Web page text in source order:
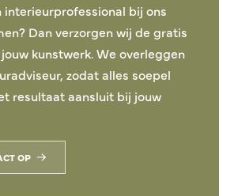
interieurprofessional bij ons
Dan verzorgen wij de gratis
kunstwerk. We overleggen
zodat alles soepel
resultaat aansluit bij jouw
OP